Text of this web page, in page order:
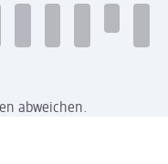
abweichen.